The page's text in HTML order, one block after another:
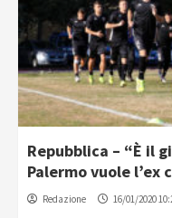
Repubblica – “È il
Palermo vuole l’ex
Redazione 16/01/2020